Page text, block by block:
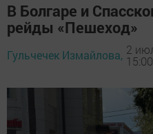
В Болгаре и
рейды «Пешеход»
Гульчечек Измайлова, 2
15:00